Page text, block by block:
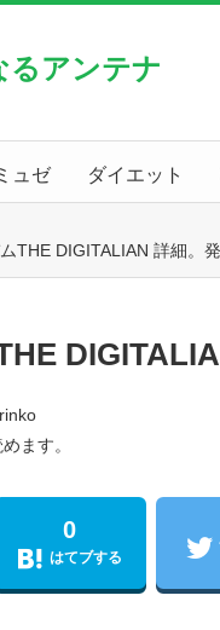
るアンテナ
ュゼ ダイエット
THE DIGITALIAN 詳細。
ます。
0
はてブする